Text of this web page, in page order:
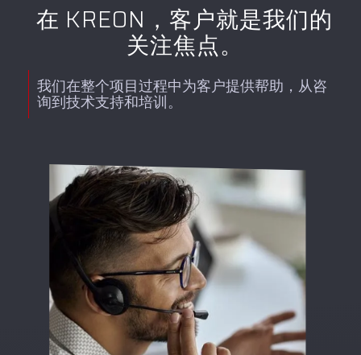
在 KREON，客户就是我们的
关注焦点。
我们在整个项目过程中为客户提供帮助，从咨
询到技术支持和培训。